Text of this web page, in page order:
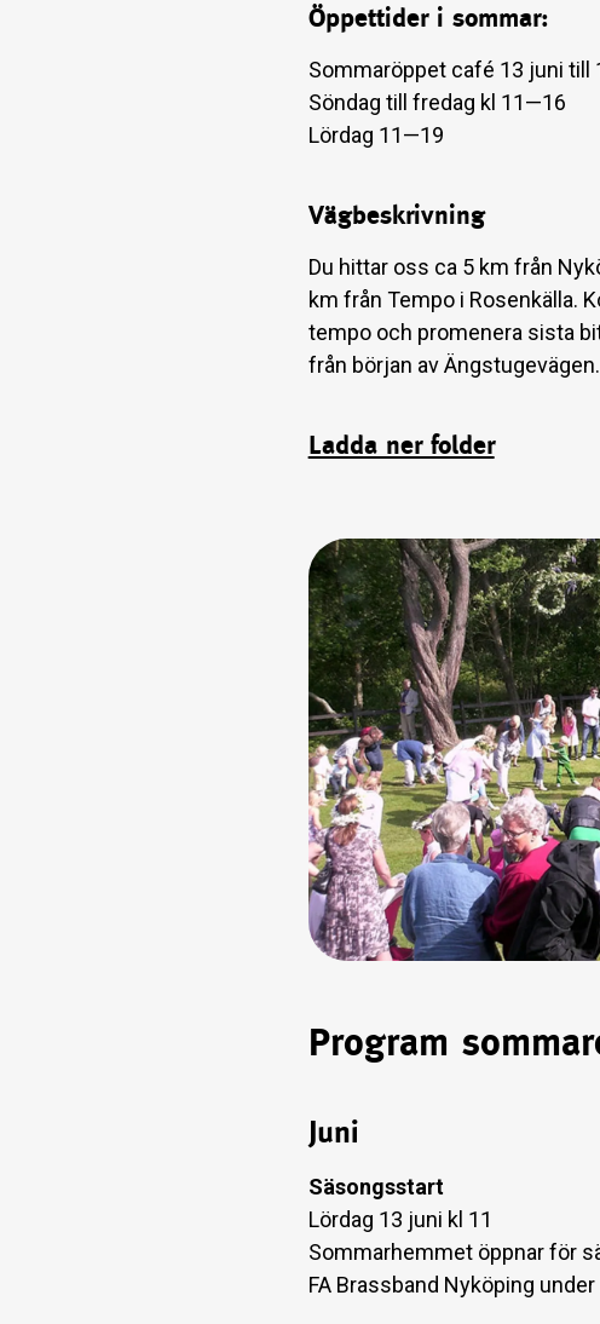
Öppettider i sommar:
Sommaröppet café 13 juni till
Söndag till fredag kl 11—16
Lördag 11—19
Vägbeskrivning
Du hittar oss ca 5 km från
km från Tempo i Rosenkälla.
tempo och promenera sista
från början av Ängstugevägen.
Ladda ner folder
Program
Juni
Säsongsstart
Lördag 13 juni kl 11
Sommarhemmet öppnar för
FA Brassband Nyköping